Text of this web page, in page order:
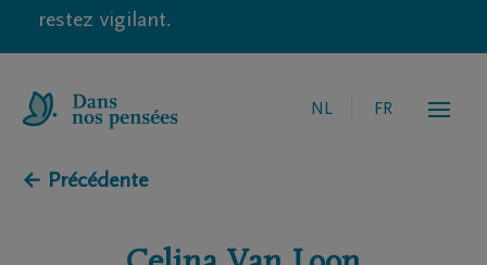
restez vigilant.
NL FR
← Précédente